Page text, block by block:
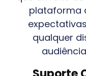
plataforma
qualquer